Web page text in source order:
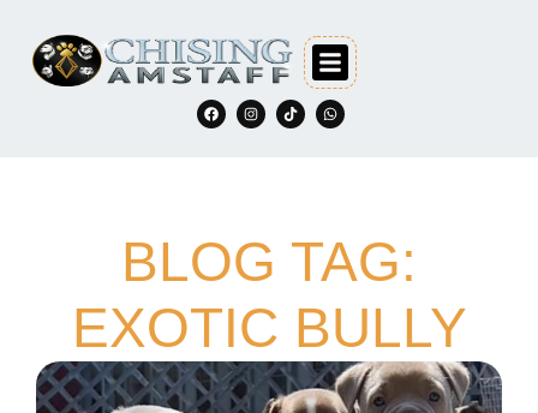
BLOG TAG:
EXOTIC BULLY